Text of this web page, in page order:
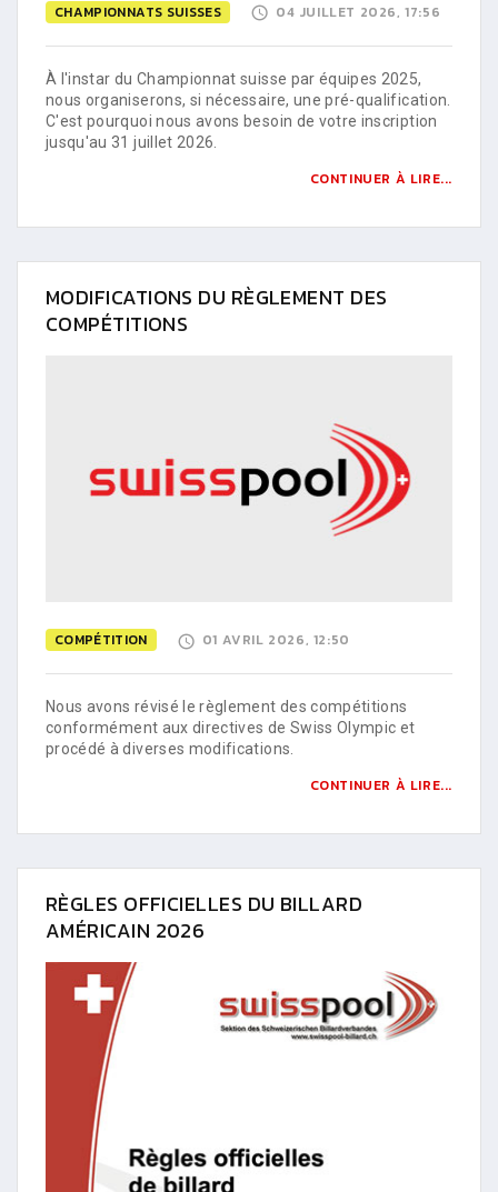
CHAMPIONNATS SUISSES 04 JUILLET 2026, 17:56
À l'instar du Championnat suisse par équipes 2025,
nous organiserons, si nécessaire, une pré-qualification.
C'est pourquoi nous avons besoin de votre inscription
jusqu'au 31 juillet 2026.
CONTINUER À LIRE...
MODIFICATIONS DU RÈGLEMENT DES
COMPÉTITIONS
COMPÉTITION 01 AVRIL 2026, 12:50
Nous avons révisé le règlement des compétitions
conformément aux directives de Swiss Olympic et
procédé à diverses modifications.
CONTINUER À LIRE...
RÈGLES OFFICIELLES DU BILLARD
AMÉRICAIN 2026